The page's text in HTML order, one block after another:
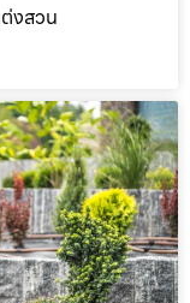
งสวน